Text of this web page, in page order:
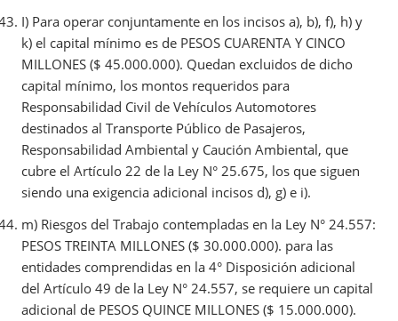
I) Para operar conjuntamente en los incisos a), b), f), h) y
k) el capital mínimo es de PESOS CUARENTA Y CINCO
MILLONES ($ 45.000.000). Quedan excluidos de dicho
capital mínimo, los montos requeridos para
Responsabilidad Civil de Vehículos Automotores
destinados al Transporte Público de Pasajeros,
Responsabilidad Ambiental y Caución Ambiental, que
cubre el Artículo 22 de la Ley N° 25.675, los que siguen
siendo una exigencia adicional incisos d), g) e i).
m) Riesgos del Trabajo contempladas en la Ley N° 24.557:
PESOS TREINTA MILLONES ($ 30.000.000). para las
entidades comprendidas en la 4° Disposición adicional
del Artículo 49 de la Ley N° 24.557, se requiere un capital
adicional de PESOS QUINCE MILLONES ($ 15.000.000).